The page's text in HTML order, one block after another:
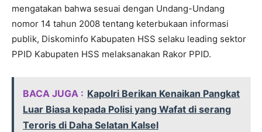
mengatakan bahwa sesuai dengan Undang-Undang
nomor 14 tahun 2008 tentang keterbukaan informasi
publik, Diskominfo Kabupaten HSS selaku leading sektor
PPID Kabupaten HSS melaksanakan Rakor PPID.
BACA JUGA : Kapolri Berikan Kenaikan Pangkat
Luar Biasa kepada Polisi yang Wafat di serang
Teroris di Daha Selatan Kalsel